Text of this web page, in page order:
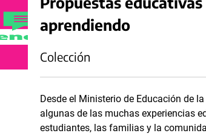
aprendiendo
Colección
Desde el Ministerio de Educación de
algunas de las muchas experiencias
estudiantes, las familias y la